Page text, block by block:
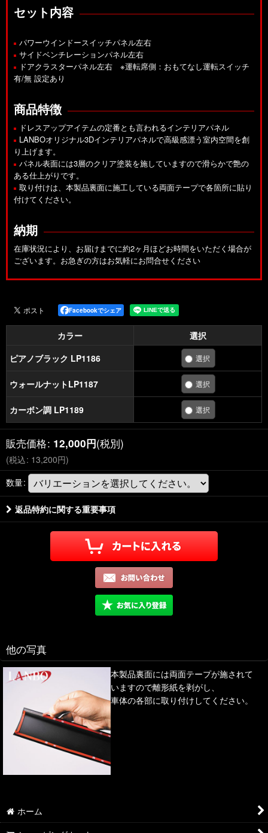
セット内容
パワーウインドースイッチパネル左右
サイドベンチレーションパネル左右
ドアクラスターパネル左右 ※運転席側：おもてなし運転スイッチ
有/無 設定あり
商品特徴
ドレスアップアイテムの定番とも言われるインテリアパネル
LANBOオリジナル3Dインテリアパネルで高級感漂う室内空間を創
り上げます。
パネル表面には3層のクリア塗装を施していますので滑らかで艶の
ある仕上がりです。
取り付けは、本製品裏面に施工している両面テープで各箇所に貼り
付けてください。
納期
在庫状況により、お届けまでに約2ヶ月ほどお時間をいただく場合が
ございます。お急ぎの方はお気軽にお問合せください
Facebookでシェア
カラー
選択
ピアノブラック LP1186
ウォールナットLP1187
カーボン調 LP1189
販売価格: 12,000円(税別)
(税込: 13,200円)
数量:
返品特約に関する重要事項
他の写真
本製品裏面には両面テープが施されて
いますので離形紙を剥がし、
車体の各部に取り付けしてください。
ホーム